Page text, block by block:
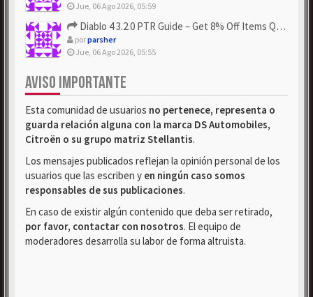
Jue, 06 Ago 2026, 05:59
Diablo 4 3.2.0 PTR Guide – Get 8% Off Items Quickly to Test ...
porparsher
Jue, 06 Ago 2026, 05:55
AVISO IMPORTANTE
Esta comunidad de usuarios no pertenece, representa o
guarda relación alguna con la marca DS Automobiles,
Citroën o su grupo matriz Stellantis.
Los mensajes publicados reflejan la opinión personal de los
usuarios que las escriben y en ningún caso somos
responsables de sus publicaciones.
En caso de existir algún contenido que deba ser retirado,
por favor, contactar con nosotros. El equipo de
moderadores desarrolla su labor de forma altruista.